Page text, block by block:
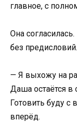
главное, с
Она
без предисловий.
— Я выхожу на
Даша остаётся в
Готовить буду с
вперёд.